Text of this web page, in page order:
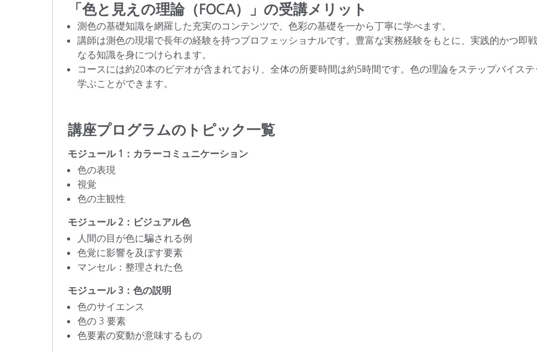
「色と見えの理論（FOCA）」の受講メリット
測色の基礎知識を網羅した充実のコンテンツで、色彩の基礎を一から丁寧に学べます。
講師は測色の現場で長年の経験を持つプロフェッショナルです。豊富な実務経験をもとに、実践的かつ即
なる知識を身につけられます。
コースには約20本のビデオが含まれており、全体の所要時間は約5時間です。色の理論をステップバイス
学ぶことができます。
講座プログラムのトピック一覧
モジュール 1：カラーコミュニケーション
色の表現
視覚
色の主観性
モジュール 2：ビジュアル色
人間の目が色に騙される例
色覚に影響を及ぼす要素
マンセル：整理された色
モジュール 3：色の説明
色のサイエンス
色の 3 要素
色要素の変動が意味するもの